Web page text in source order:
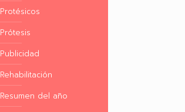
Protésicos
Prótesis
Publicidad
Rehabilitación
Resumen del año